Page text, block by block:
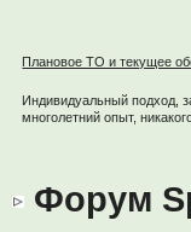
Плановое ТО и текущее
Индивидуальный подход,
многолетний опыт,
Форум